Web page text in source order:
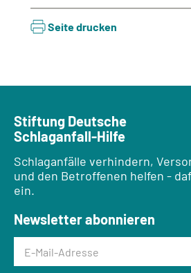
Seite drucken
Stiftung Deutsche
Schlaganfall-Hilfe
Schlaganfälle verhindern,
und den Betroffenen helfen -
ein.
Newsletter abonnieren